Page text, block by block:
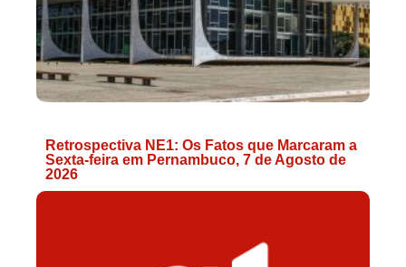
Retrospectiva NE1: Os Fatos que Marcaram a
Sexta-feira em Pernambuco, 7 de Agosto de
2026